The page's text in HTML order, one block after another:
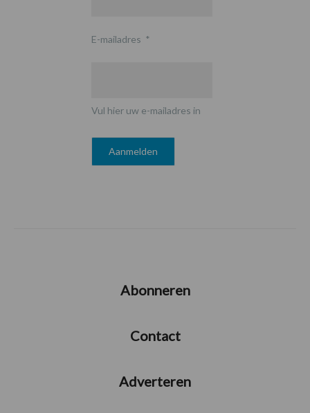
E-mailadres *
Vul hier uw e-mailadres in
Abonneren
Contact
Adverteren